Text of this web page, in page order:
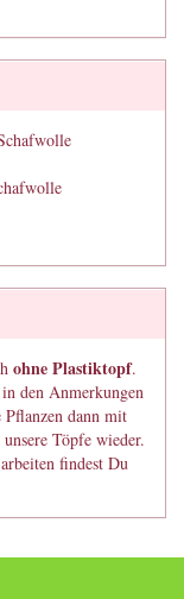
ohne Plastiktopf.
den Anmerkungen
dann mit
Töpfe wieder.
findest Du